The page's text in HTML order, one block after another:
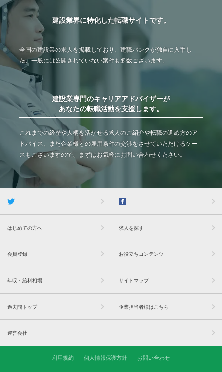
建設業界に特化した転職サイトです。
全国の建設業の求人を掲載しており、建職バンクが独自に入手し
た、一般には公開されていない案件も多数ございます。
建設業専門のキャリアアドバイザーが
あなたの転職活動を支援します。
これまでの経歴や人柄を活かせる求人のご紹介や転職の進め方のア
ドバイス、また企業様との雇用条件の交渉をさせていただけるケー
スもございますので、まずはお気軽にお問い合わせください。
はじめての方へ 求人を探す
会員登録 お役立ちコンテンツ
年収・給料相場 サイトマップ
過去問トップ 企業担当者様はこちら
運営会社
利用規約 個人情報保護方針 お問い合わせ